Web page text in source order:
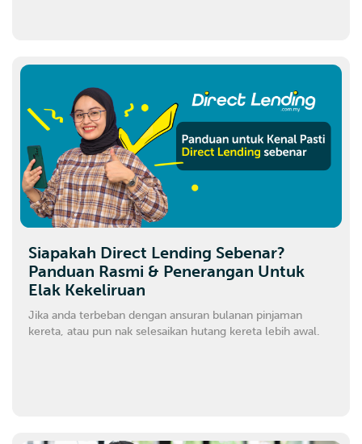
Siapakah Direct Lending Sebenar?
Panduan Rasmi & Penerangan Untuk
Elak Kekeliruan
Jika anda terbeban dengan ansuran bulanan pinjaman
kereta, atau pun nak selesaikan hutang kereta lebih awal.